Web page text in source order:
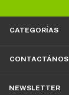
CATEGORÍAS
CONTACTÁNOS
NEWSLETTER